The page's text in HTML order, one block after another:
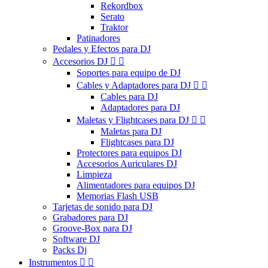
Rekordbox
Serato
Traktor
Patinadores
Pedales y Efectos para DJ
Accesorios DJ  
Soportes para equipo de DJ
Cables y Adaptadores para DJ  
Cables para DJ
Adaptadores para DJ
Maletas y Flightcases para DJ  
Maletas para DJ
Flightcases para DJ
Protectores para equipos DJ
Accesorios Auriculares DJ
Limpieza
Alimentadores para equipos DJ
Memorias Flash USB
Tarjetas de sonido para DJ
Grabadores para DJ
Groove-Box para DJ
Software DJ
Packs Dj
Instrumentos  